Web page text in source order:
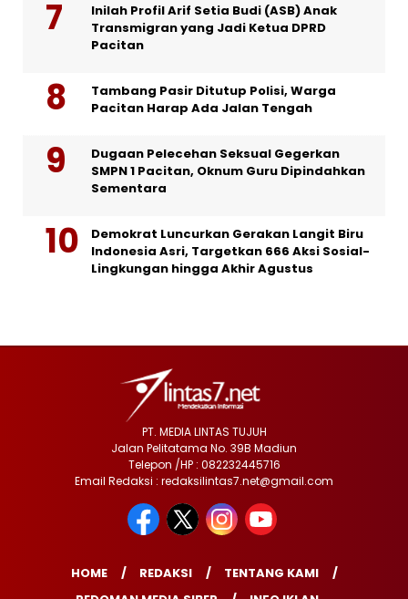
Inilah Profil Arif Setia Budi (ASB) Anak
Transmigran yang Jadi Ketua DPRD
Pacitan
Tambang Pasir Ditutup Polisi, Warga
Pacitan Harap Ada Jalan Tengah
Dugaan Pelecehan Seksual Gegerkan
SMPN 1 Pacitan, Oknum Guru Dipindahkan
Sementara
Demokrat Luncurkan Gerakan Langit Biru
Indonesia Asri, Targetkan 666 Aksi Sosial-
Lingkungan hingga Akhir Agustus
PT. MEDIA LINTAS TUJUH
Jalan Pelitatama No. 39B Madiun
Telepon /HP : 082232445716
Email Redaksi : redaksilintas7.net@gmail.com
HOME REDAKSI
TENTANG KAMI